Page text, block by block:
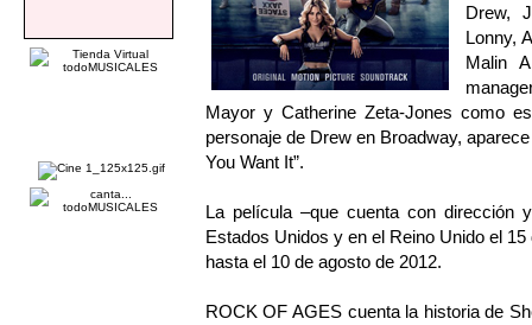
Drew,
Lonny,
Malin
Mayor y Catherine Zeta-Jones como
personaje de Drew en Broadway,
You Want It”.
La película –que cuenta con dirección
Estados Unidos y en el Reino Unido el
hasta el 10 de agosto de 2012.
ROCK OF AGES cuenta la historia de